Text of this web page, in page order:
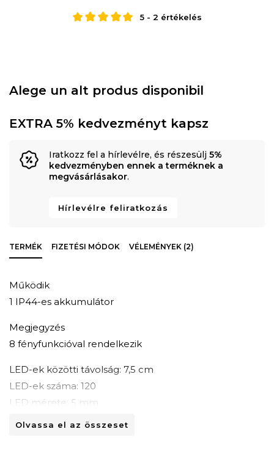
5- 2 értékelés
Alege un alt produs disponibil
EXTRA 5% kedvezményt kapsz
Iratkozz fel a hírlevélre, és részesülj 5%
kedvezményben ennek a terméknek a
megvásárlásakor.
Hírlevélre feliratkozás
TERMÉK FIZETÉSI MÓDOK VÉLEMÉNYEK (2)
Működik
1 IP44-es akkumulátor
Megjegyzés
8 fényfunkcióval rendelkezik
LED-ek közötti távolság: 7,5 cm
LED-ek száma: 120
LED mérete: 5 mm
Olvassa el az összeset